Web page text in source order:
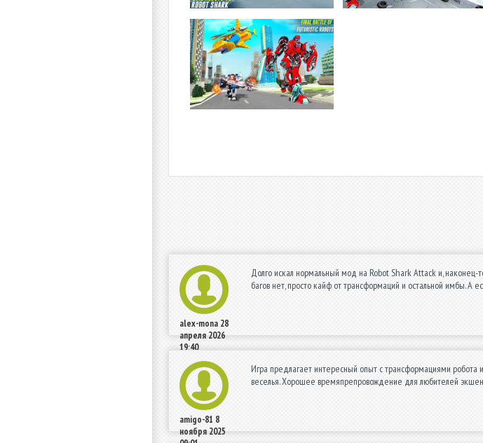
alex-mona 28
апреля 2026
19:40
Долго искал нормальный мод на Robot Shark Attack и, наконец-
багов нет, просто кайф от трансформаций и остальной имбы. А
amigo-81 8
ноября 2025
Игра предлагает интересный опыт с трансформациями робота
веселья. Хорошее времяпрепровождение для любителей